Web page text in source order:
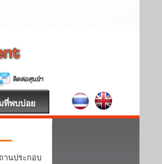
ที่พบบ่อย
นประกอบ